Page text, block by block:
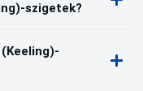
szigetek?